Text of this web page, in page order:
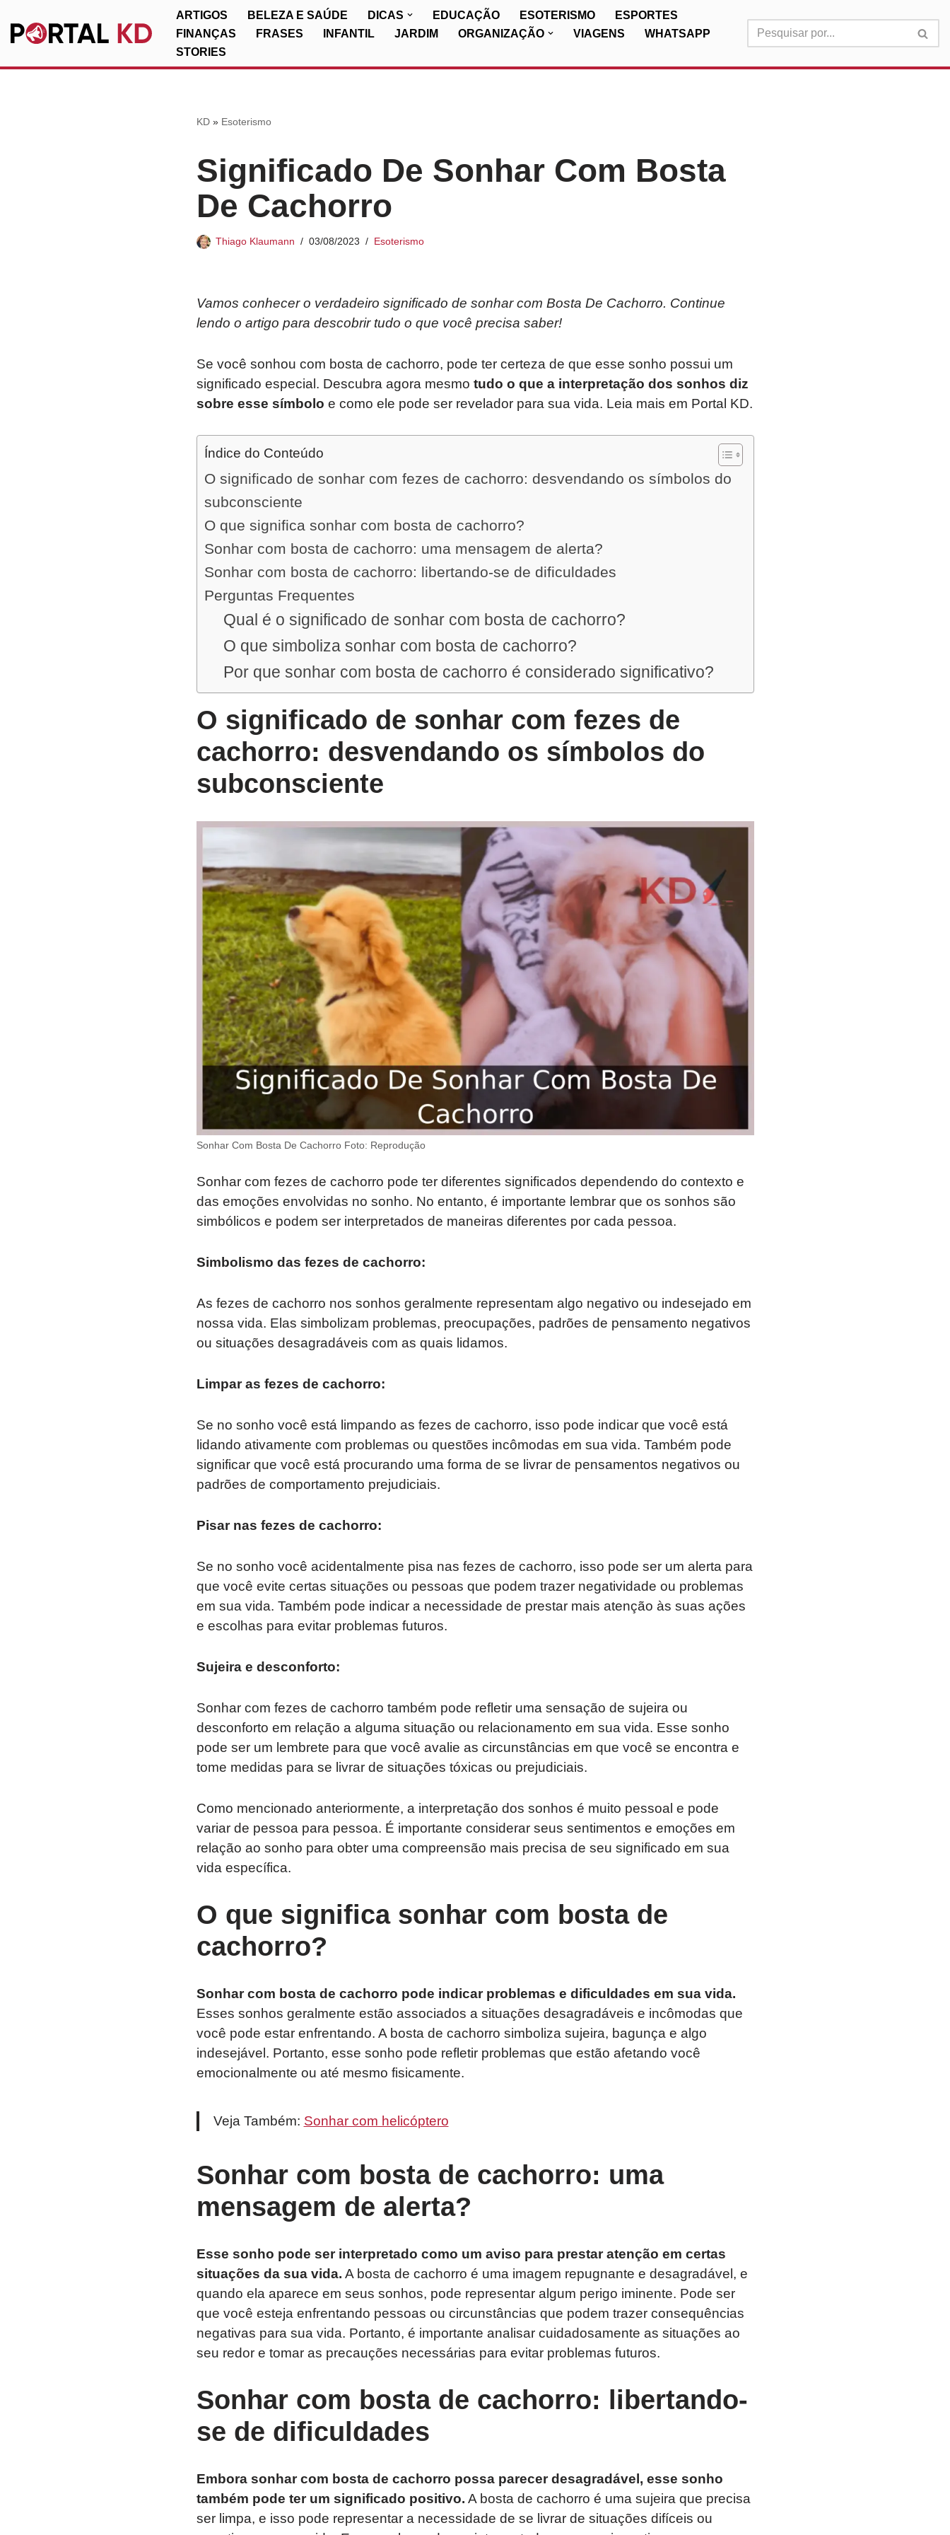
Pular
ARTIGOS BELEZA E SAÚDE DICAS EDUCAÇÃO ESOTERISMO
ESPORTES
FINANÇAS
FRASES INFANTIL JARDIM ORGANIZAÇÃO VIAGENS
WHATSAPP
STORIES
KD» Esoterismo
Significado De Sonhar Com Bosta
De Cachorro
Thiago Klaumann 03/08/2023 Esoterismo
Vamos conhecer o verdadeiro significado de sonhar com Bosta De Cachorro. Continue
lendo o artigo para descobrir tudo o que você precisa saber!
Se você sonhou com bosta de cachorro, pode ter certeza de que esse sonho possui um
significado especial. Descubra agora mesmo tudo o que a interpretação dos sonhos diz
sobre esse símbolo e como ele pode ser revelador para sua vida. Leia mais em Portal KD.
Índice do Conteúdo
O significado de sonhar com fezes de cachorro: desvendando os símbolos do
subconsciente
O que significa sonhar com bosta de cachorro?
Sonhar com bosta de cachorro: uma mensagem de alerta?
Sonhar com bosta de cachorro: libertando-se de dificuldades
Perguntas Frequentes
Qual é o significado de sonhar com bosta de cachorro?
O que simboliza sonhar com bosta de cachorro?
Por que sonhar com bosta de cachorro é considerado significativo?
O significado de sonhar com fezes de
cachorro: desvendando os símbolos do
subconsciente
Sonhar Com Bosta De Cachorro Foto: Reprodução
Sonhar com fezes de cachorro pode ter diferentes significados dependendo do contexto e
das emoções envolvidas no sonho. No entanto, é importante lembrar que os sonhos são
simbólicos e podem ser interpretados de maneiras diferentes por cada pessoa.
Simbolismo das fezes de cachorro:
As fezes de cachorro nos sonhos geralmente representam algo negativo ou indesejado em
nossa vida. Elas simbolizam problemas, preocupações, padrões de pensamento negativos
ou situações desagradáveis ​​com as quais lidamos.
Limpar as fezes de cachorro:
Se no sonho você está limpando as fezes de cachorro, isso pode indicar que você está
lidando ativamente com problemas ou questões incômodas em sua vida. Também pode
significar que você está procurando uma forma de se livrar de pensamentos negativos ou
padrões de comportamento prejudiciais.
Pisar nas fezes de cachorro:
Se no sonho você acidentalmente pisa nas fezes de cachorro, isso pode ser um alerta para
que você evite certas situações ou pessoas que podem trazer negatividade ou problemas
em sua vida. Também pode indicar a necessidade de prestar mais atenção às suas ações
e escolhas para evitar problemas futuros.
Sujeira e desconforto:
Sonhar com fezes de cachorro também pode refletir uma sensação de sujeira ou
desconforto em relação a alguma situação ou relacionamento em sua vida. Esse sonho
pode ser um lembrete para que você avalie as circunstâncias em que você se encontra e
tome medidas para se livrar de situações tóxicas ou prejudiciais.
Como mencionado anteriormente, a interpretação dos sonhos é muito pessoal e pode
variar de pessoa para pessoa. É importante considerar seus sentimentos e emoções em
relação ao sonho para obter uma compreensão mais precisa de seu significado em sua
vida específica.
O que significa sonhar com bosta de
cachorro?
Sonhar com bosta de cachorro pode indicar problemas e dificuldades em sua vida.
Esses sonhos geralmente estão associados a situações desagradáveis e incômodas que
você pode estar enfrentando. A bosta de cachorro simboliza sujeira, bagunça e algo
indesejável. Portanto, esse sonho pode refletir problemas que estão afetando você
emocionalmente ou até mesmo fisicamente.
Veja Também: Sonhar com helicóptero
Sonhar com bosta de cachorro: uma
mensagem de alerta?
Esse sonho pode ser interpretado como um aviso para prestar atenção em certas
situações da sua vida. A bosta de cachorro é uma imagem repugnante e desagradável, e
quando ela aparece em seus sonhos, pode representar algum perigo iminente. Pode ser
que você esteja enfrentando pessoas ou circunstâncias que podem trazer consequências
negativas para sua vida. Portanto, é importante analisar cuidadosamente as situações ao
seu redor e tomar as precauções necessárias para evitar problemas futuros.
Sonhar com bosta de cachorro: libertando-
se de dificuldades
Embora sonhar com bosta de cachorro possa parecer desagradável, esse sonho
também pode ter um significado positivo. A bosta de cachorro é uma sujeira que precisa
ser limpa, e isso pode representar a necessidade de se livrar de situações difíceis ou